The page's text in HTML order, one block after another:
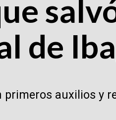
de
auxilios y